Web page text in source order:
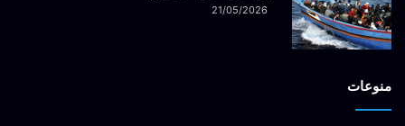
21/05/2026
منوعات